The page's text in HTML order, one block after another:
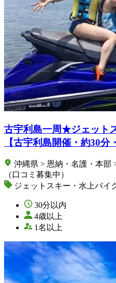
古宇利島一周★ジェット
【古宇利島開催・約30分
沖縄県 > 恩納・名護・本部
（口コミ募集中）
ジェットスキー・水上バイ
30分以内
4歳以上
1名以上